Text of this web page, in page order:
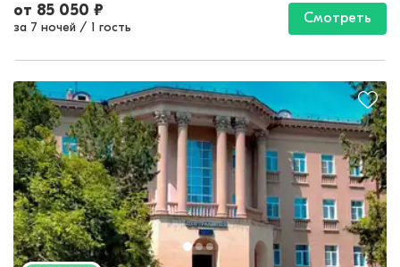
от 85 050 ₽
за 7 ночей / 1 гость
Смотреть